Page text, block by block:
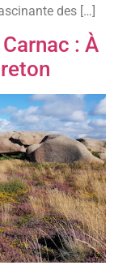
des […]
: À